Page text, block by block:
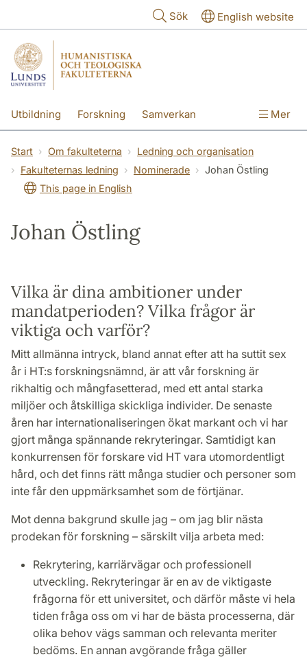
Sök English website
Utbildning Forskning Samverkan Mer
Start Om fakulteterna
Ledning och organisation
Fakulteternas ledning
Nominerade
Johan Östling
This page in English
Johan Östling
Vilka är dina ambitioner under
mandatperioden? Vilka frågor är
viktiga och varför?
Mitt allmänna intryck, bland annat efter att ha suttit sex
år i HT:s forskningsnämnd, är att vår forskning är
rikhaltig och mångfasetterad, med ett antal starka
miljöer och åtskilliga skickliga individer. De senaste
åren har internationaliseringen ökat markant och vi har
gjort många spännande rekryteringar. Samtidigt kan
konkurrensen för forskare vid HT vara utomordentligt
hård, och det finns rätt många studier och personer som
inte får den uppmärksamhet som de förtjänar.
Mot denna bakgrund skulle jag – om jag blir nästa
prodekan för forskning – särskilt vilja arbeta med:
Rekrytering, karriärvägar och professionell
utveckling. Rekryteringar är en av de viktigaste
frågorna för ett universitet, och därför måste vi hela
tiden fråga oss om vi har de bästa processerna, där
olika behov vägs samman och relevanta meriter
bedöms. En annan avgörande fråga gäller